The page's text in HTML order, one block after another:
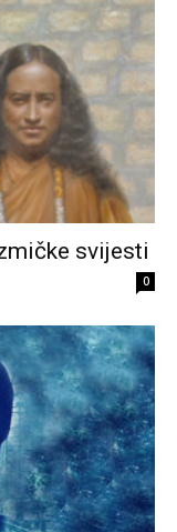
svijesti
0